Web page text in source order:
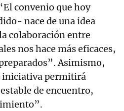
convenio que hoy
nace de una idea
colaboración entre
nos hace más eficaces,
Asimismo,
iniciativa permitirá
de encuentro,